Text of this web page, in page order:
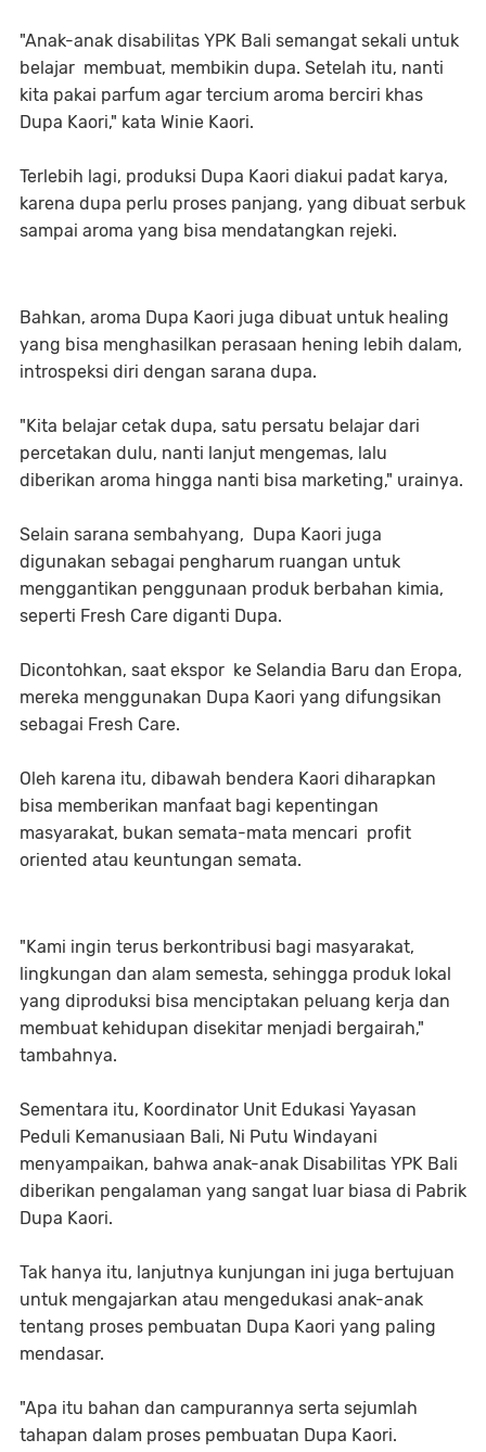
"Anak-anak disabilitas YPK Bali semangat sekali untuk
belajar membuat, membikin dupa. Setelah itu, nanti
kita pakai parfum agar tercium aroma berciri khas
Dupa Kaori," kata Winie Kaori.
Terlebih lagi, produksi Dupa Kaori diakui padat karya,
karena dupa perlu proses panjang, yang dibuat serbuk
sampai aroma yang bisa mendatangkan rejeki.
Bahkan, aroma Dupa Kaori juga dibuat untuk healing
yang bisa menghasilkan perasaan hening lebih dalam,
introspeksi diri dengan sarana dupa.
"Kita belajar cetak dupa, satu persatu belajar dari
percetakan dulu, nanti lanjut mengemas, lalu
diberikan aroma hingga nanti bisa marketing," urainya.
Selain sarana sembahyang, Dupa Kaori juga
digunakan sebagai pengharum ruangan untuk
menggantikan penggunaan produk berbahan kimia,
seperti Fresh Care diganti Dupa.
Dicontohkan, saat ekspor ke Selandia Baru dan Eropa,
mereka menggunakan Dupa Kaori yang difungsikan
sebagai Fresh Care.
Oleh karena itu, dibawah bendera Kaori diharapkan
bisa memberikan manfaat bagi kepentingan
masyarakat, bukan semata-mata mencari profit
oriented atau keuntungan semata.
"Kami ingin terus berkontribusi bagi masyarakat,
lingkungan dan alam semesta, sehingga produk lokal
yang diproduksi bisa menciptakan peluang kerja dan
membuat kehidupan disekitar menjadi bergairah,"
tambahnya.
Sementara itu, Koordinator Unit Edukasi Yayasan
Peduli Kemanusiaan Bali, Ni Putu Windayani
menyampaikan, bahwa anak-anak Disabilitas YPK Bali
diberikan pengalaman yang sangat luar biasa di Pabrik
Dupa Kaori.
Tak hanya itu, lanjutnya kunjungan ini juga bertujuan
untuk mengajarkan atau mengedukasi anak-anak
tentang proses pembuatan Dupa Kaori yang paling
mendasar.
"Apa itu bahan dan campurannya serta sejumlah
tahapan dalam proses pembuatan Dupa Kaori.